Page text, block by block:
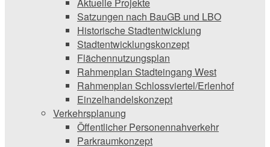
Satzungen ­nach BauGB und LBO
Historische Stadtentwicklung
Stadtentwicklungskonzept
Flächennutzungsplan
Rahmenplan Stadteingang West
Rahmenplan Schlossviertel/Erlenhof
Einzelhandelskonzept
Verkehrsplanung
Öffentlicher Personennahverkehr
Parkraumkonzept